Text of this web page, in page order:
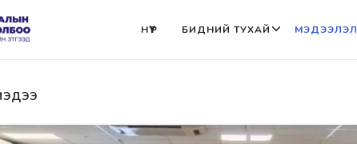
НҮҮР БИДНИЙ ТУХАЙ МЭДЭЭЛЭЛ